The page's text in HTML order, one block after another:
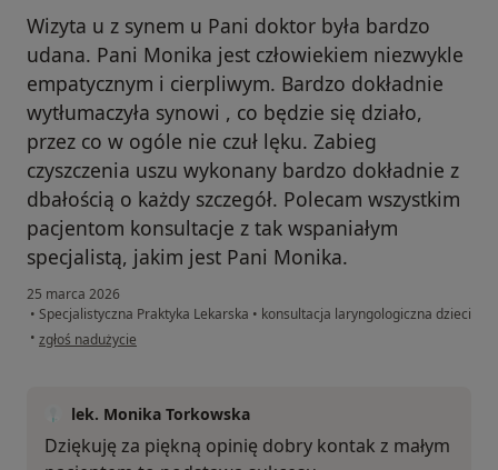
Wizyta u z synem u Pani doktor była bardzo
udana. Pani Monika jest człowiekiem niezwykle
empatycznym i cierpliwym. Bardzo dokładnie
wytłumaczyła synowi , co będzie się działo,
przez co w ogóle nie czuł lęku. Zabieg
czyszczenia uszu wykonany bardzo dokładnie z
dbałością o każdy szczegół. Polecam wszystkim
pacjentom konsultacje z tak wspaniałym
specjalistą, jakim jest Pani Monika.
25 marca 2026
• Specjalistyczna Praktyka Lekarska • konsultacja laryngologiczna dzieci
• w opinii użytkownika Ewelina
zgłoś nadużycie
lek. Monika Torkowska
Dziękuję za piękną opinię dobry kontak z małym